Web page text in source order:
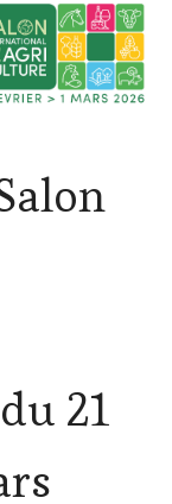
21